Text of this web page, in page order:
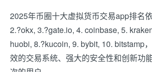
2025年币圈十大虚拟货币交易app排名
2.?okx, 3.?gate.io, 4. coinbase, 5.
huobi, 8.?kucoin, 9. bybit, 10. bitstamp
效的交易系统、强大的安全性和创新功